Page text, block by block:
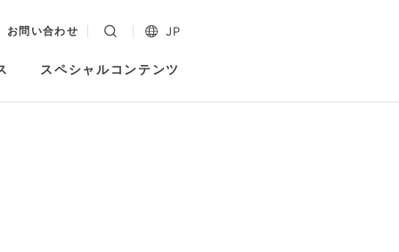
お問い合わせ JP
スペシャルコンテンツ